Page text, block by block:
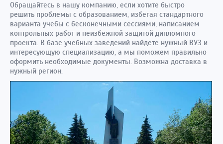
Обращайтесь в нашу компанию, если хотите быстро
решить проблемы с образованием, избегая стандартного
варианта учебы с бесконечными сессиями, написанием
контрольных работ и неизбежной защитой дипломного
проекта. В базе учебных заведений найдете нужный ВУЗ и
интересующую специализацию, а мы поможем правильно
оформить необходимые документы. Возможна доставка в
нужный регион.